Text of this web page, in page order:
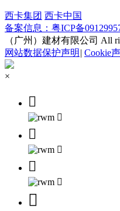
西卡集团 西卡中国
备案信息：粤ICP备
（广州）建材有限公司 All
网站数据保护声明 | Cookie
×






